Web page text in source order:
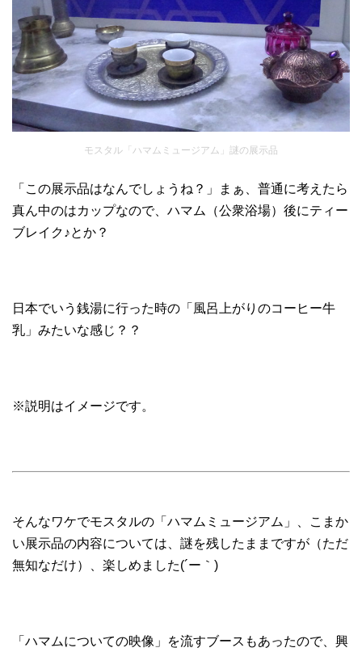
モスタル「ハマムミュージアム」謎の展示品
「この展示品はなんでしょうね？」まぁ、普通に考えたら
真ん中のはカップなので、ハマム（公衆浴場）後にティー
ブレイク♪とか？
日本でいう銭湯に行った時の「風呂上がりのコーヒー牛
乳」みたいな感じ？？
※説明はイメージです。
そんなワケでモスタルの「ハマムミュージアム」、こまか
い展示品の内容については、謎を残したままですが（ただ
無知なだけ）、楽しめました(´ー｀)
「ハマムについての映像」を流すブースもあったので、興